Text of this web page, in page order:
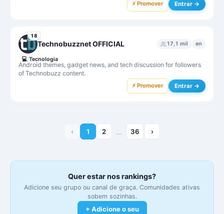
⚡ Promover Entrar →
18
Technobuzznet OFFICIAL 17,1 mil en
Android themes, gadget news, and tech discussion for followers
of Technobuzz content.
💻 Tecnologia
⚡ Promover Entrar →
‹ 1 2 … 36 ›
Quer estar nos rankings?
Adicione seu grupo ou canal de graça. Comunidades ativas
sobem sozinhas.
+ Adicione o seu